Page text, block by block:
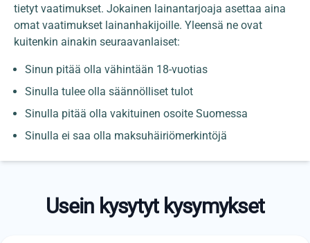
tietyt vaatimukset. Jokainen lainantarjoaja asettaa aina
omat vaatimukset lainanhakijoille. Yleensä ne ovat
kuitenkin ainakin seuraavanlaiset:
Sinun pitää olla vähintään 18-vuotias
Sinulla tulee olla säännölliset tulot
Sinulla pitää olla vakituinen osoite Suomessa
Sinulla ei saa olla maksuhäiriömerkintöjä
Usein kysytyt kysymykset